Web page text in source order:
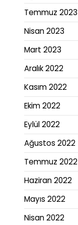
Temmuz 2023
Nisan 2023
Mart 2023
Aralık 2022
Kasım 2022
Ekim 2022
Eylül 2022
Ağustos 2022
Temmuz 2022
Haziran 2022
Mayıs 2022
Nisan 2022